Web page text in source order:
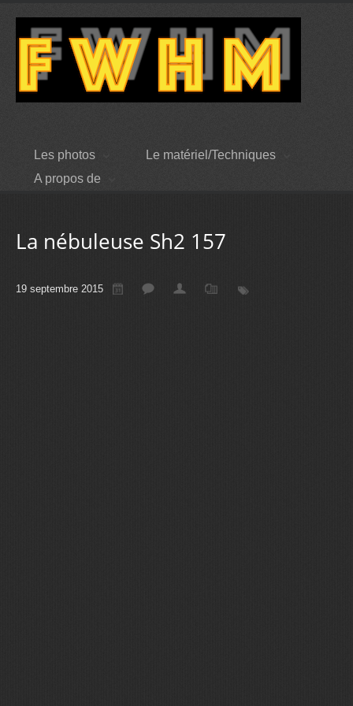
Les photos
Le matériel/Techniques
A propos de
La nébuleuse Sh2 157
19 septembre 2015